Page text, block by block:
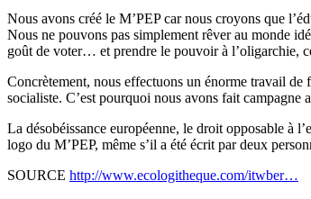
Nous avons créé le M’PEP car nous croyons que
Nous ne pouvons pas simplement rêver au monde
goût de voter… et prendre le pouvoir à l’oligarchie,
Concrètement, nous effectuons un énorme travail
socialiste. C’est pourquoi nous avons fait
La désobéissance européenne, le droit opposable à
logo du M’PEP, même s’il a été écrit par deux
SOURCE http://www.ecologitheque.com/itwber…